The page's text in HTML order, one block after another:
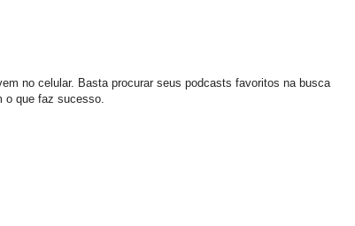
no celular. Basta procurar seus podcasts favoritos na busca
o que faz sucesso.